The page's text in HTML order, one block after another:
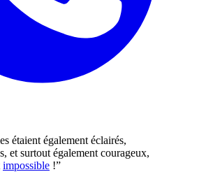
étaient également éclairés,
et surtout également courageux,
impossible !”